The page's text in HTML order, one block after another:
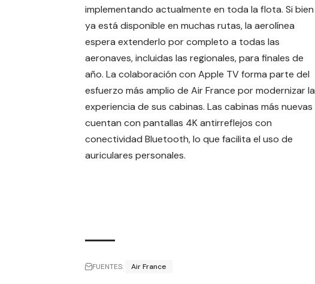
implementando actualmente en toda la flota. Si bien
ya está disponible en muchas rutas, la aerolínea
espera extenderlo por completo a todas las
aeronaves, incluidas las regionales, para finales de
año. La colaboración con Apple TV forma parte del
esfuerzo más amplio de Air France por modernizar la
experiencia de sus cabinas. Las cabinas más nuevas
cuentan con pantallas 4K antirreflejos con
conectividad Bluetooth, lo que facilita el uso de
auriculares personales.
FUENTES: Air France